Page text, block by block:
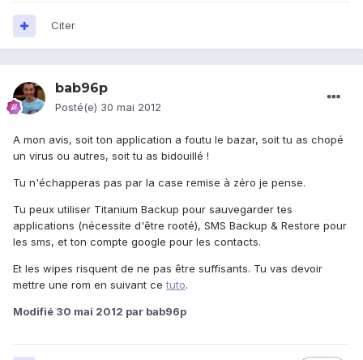
Citer
bab96p
Posté(e) 30 mai 2012
A mon avis, soit ton application a foutu le bazar, soit tu as chopé
un virus ou autres, soit tu as bidouillé !
Tu n'échapperas pas par la case remise à zéro je pense.
Tu peux utiliser Titanium Backup pour sauvegarder tes
applications (nécessite d'être rooté), SMS Backup & Restore pour
les sms, et ton compte google pour les contacts.
Et les wipes risquent de ne pas être suffisants. Tu vas devoir
mettre une rom en suivant cetuto.
Modifié 30 mai 2012 par bab96p